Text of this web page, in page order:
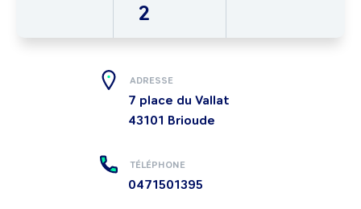
2
ADRESSE
7 place du Vallat
43101 Brioude
TÉLÉPHONE
0471501395